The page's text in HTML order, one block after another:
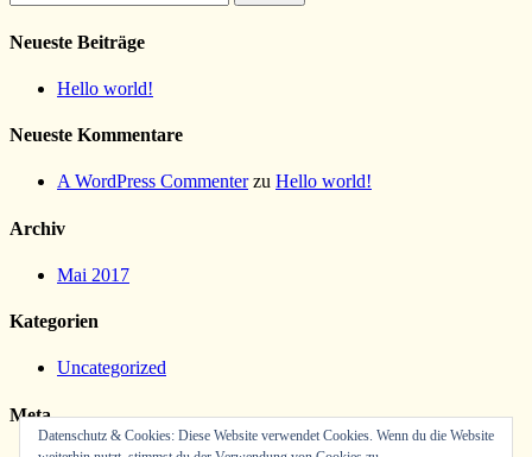
nach:
Neueste Beiträge
Hello world!
Neueste Kommentare
A WordPress Commenterzu Hello world!
Archiv
Mai 2017
Kategorien
Uncategorized
Meta
Datenschutz & Cookies: Diese Website verwendet Cookies. Wenn du die Website